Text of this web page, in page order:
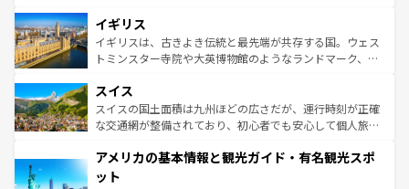
香り高いラベンダー畑など、多彩な楽しみ方が可能だ。さ
らに、パリ以外の地域にも魅力が溢れており、どの街角に
も豊かな歴史と文化が息づいている。パリ以外の個性あふ
を参照してほしい。
顔を持つこの国は、どこを歩いても飽きることがない。ベ
ルリンの文化的活気、バイエルン州のアルプスの絶景、そ
してライン川沿いのワイン畑といった風景は必見。ビール
は、お酒好きな人にはぜひ体験してほしい。 なお、新着の
ドイツ情報はコンテンツ一覧を参照してほしい。
イギリス
イギリスは、古きよき伝統と最先端が共存する国。ウェス
トミンスター寺院や大英博物館のようなランドマーク、歴
リアごとに異なる魅力がある。また、優雅なアフタヌーン
ティー、ビール好きにはたまらない英国パブ、サッカー観
戦など、本場だからこそできる体験も豊富。イギリスを旅
ンツ一覧を参照してほしい。
スイス
スイスの国土面積は九州ほどの広さだが、運行時刻が正確
な交通網が整備されており、初心者でも安心して個人旅行
の建物がそのまま残る町や、スイスならではのユニークな
博物館もあり、アルプス観光だけでなく町歩きも満喫する
アメリカの基本情報と観光ガイド・有名観光スポ
ット